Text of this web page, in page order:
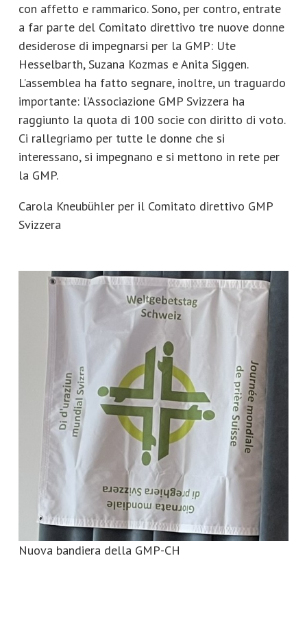
con affetto e rammarico. Sono, per contro, entrate
a far parte del Comitato direttivo tre nuove donne
desiderose di impegnarsi per la GMP: Ute
Hesselbarth, Suzana Kozmas e Anita Siggen.
L’assemblea ha fatto segnare, inoltre, un traguardo
importante: l’Associazione GMP Svizzera ha
raggiunto la quota di 100 socie con diritto di voto.
Ci rallegriamo per tutte le donne che si
interessano, si impegnano e si mettono in rete per
la GMP.
Carola Kneubühler per il Comitato direttivo GMP
Svizzera
Nuova bandiera della GMP-CH